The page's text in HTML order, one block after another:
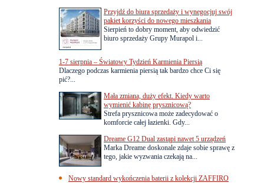
Przyjdź do biura sprzedaży i wynegocjuj swój
pakiet korzyści do nowego mieszkania
Sierpień to dobry moment, aby odwiedzić
biuro sprzedaży Grupy Murapol i...
1-7 sierpnia – Światowy Tydzień Karmienia Piersią
Dlaczego podczas karmienia piersią tak bardzo chce Ci się
pić?...
Mała zmiana, duży efekt. Kiedy warto
wymienić kabinę prysznicową?
Strefa prysznicowa może zadecydować o
komforcie całej łazienki. Gdy...
Dreame G12 Dual zastąpi nawet 5 urządzeń
Marka Dreame doskonale zdaje sobie sprawę z
tego, jakie wyzwania czekają na...
Nowy standard wykończenia baterii z kolekcji ZAFFIRO